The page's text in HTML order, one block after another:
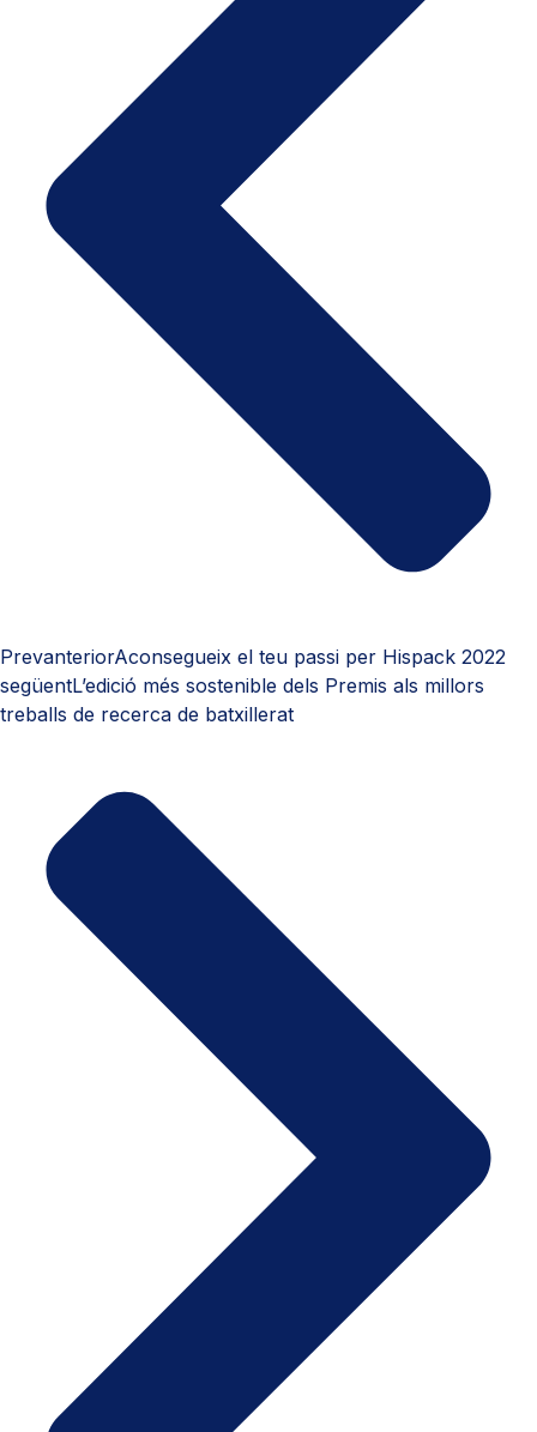
PrevanteriorAconsegueix el teu passi per Hispack 2022
següentL’edició més sostenible dels Premis als millors
treballs de recerca de batxillerat